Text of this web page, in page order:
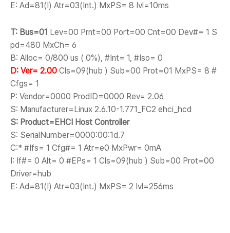
E: Ad=81(I) Atr=03(Int.) MxPS= 8 Ivl=10ms
T: Bus=01 Lev=00 Prnt=00 Port=00 Cnt=00 Dev#= 1 S
pd=480 MxCh= 6
B: Alloc= 0/800 us ( 0%), #Int= 1, #Iso= 0
D: Ver= 2.00 Cls=09(hub ) Sub=00 Prot=01 MxPS= 8 #
Cfgs= 1
P: Vendor=0000 ProdID=0000 Rev= 2.06
S: Manufacturer=Linux 2.6.10-1.771_FC2 ehci_hcd
S: Product=EHCI Host Controller
S: SerialNumber=0000:00:1d.7
C:* #Ifs= 1 Cfg#= 1 Atr=e0 MxPwr= 0mA
I: If#= 0 Alt= 0 #EPs= 1 Cls=09(hub ) Sub=00 Prot=00
Driver=hub
E: Ad=81(I) Atr=03(Int.) MxPS= 2 Ivl=256ms